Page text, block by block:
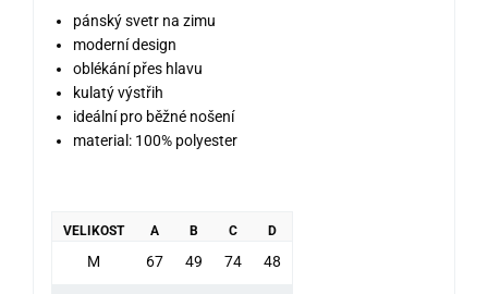
pánský svetr na zimu
moderní design
oblékání přes hlavu
kulatý výstřih
ideální pro běžné nošení
material: 100% polyester
VELIKOST A B C D
M 67 49 74 48